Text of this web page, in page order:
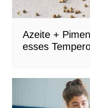
Azeite +
esses